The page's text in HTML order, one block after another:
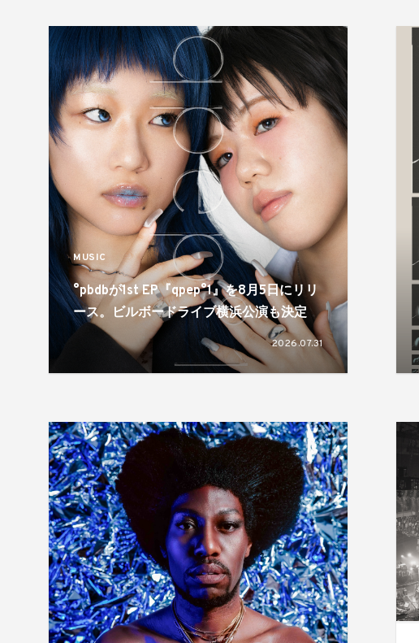
MUSIC
°pbdbが1st EP『qpep°1』を8月5日にリリ
ース。ビルボードライブ横浜公演も決定
2026.07.31